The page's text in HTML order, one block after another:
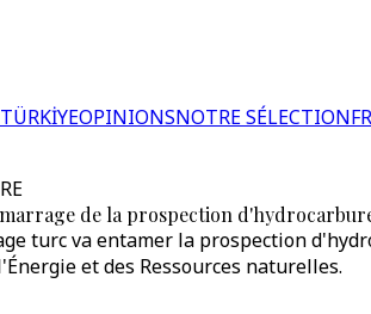
TÜRKİYEOPINIONSNOTRE SÉLECTION
de la prospection
turc va entamer la prospection
et des Ressources naturelles.